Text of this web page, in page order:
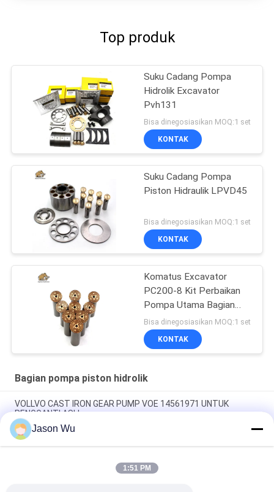
Top produk
Suku Cadang Pompa
Hidrolik Excavator
Pvh131
Bisa dinegosiasikan MOQ:1 set
KONTAK
Suku Cadang Pompa
Piston Hidraulik LPVD45
Bisa dinegosiasikan MOQ:1 set
KONTAK
Komatus Excavator
PC200-8 Kit Perbaikan
Pompa Utama Bagian
Pompa Hidraulik Pompa
Piston Layanan
Perbaikan Pemeliharaan
Bisa dinegosiasikan MOQ:1 set
KONTAK
Bagian pompa piston hidrolik
VOLLVO CAST IRON GEAR PUMP VOE 14561971 UNTUK
PENGGANTI ASLI
VOLLVO CAST IRON GEAR PUMP VOE 14537295 UNTUK
PENGGANTI ASLI
VOLLVO CAST IRON GEAR PUMP VOE 14782798 UNTUK
Jason Wu
1:51 PM